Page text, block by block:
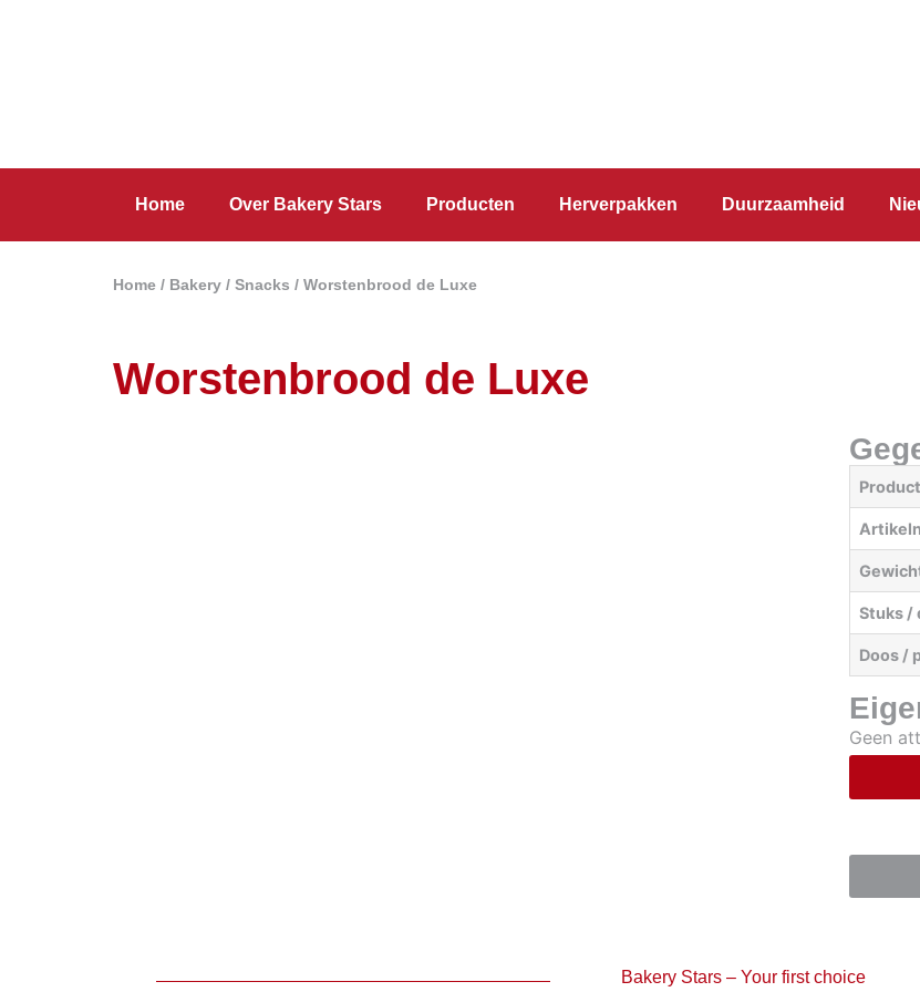
Home Over Bakery Stars Producten Herverpakken Duurzaamheid
Home / Bakery / Snacks / Worstenbrood de Luxe
Worstenbrood de Luxe
Stuks /
Doos /
Geen
Bakery Stars – Your first choice